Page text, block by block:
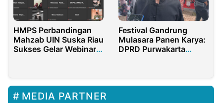
HMPS Perbandingan
Mahzab UIN Suska Riau
Sukses Gelar Webinar
Festival Gandrung
Mulasara Panen Karya:
DPRD Purwakarta
MEDIA PARTNER